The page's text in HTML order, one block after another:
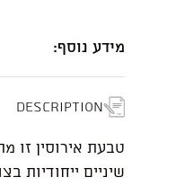
מידע נוסף:
Description
שיניים ייחודיות